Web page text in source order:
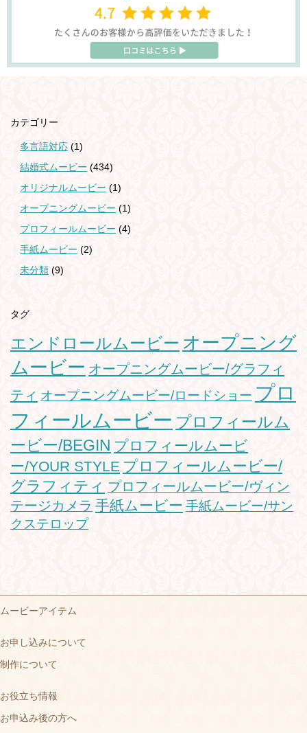
カテゴリー
多言語対応 (1)
結婚式ムービー (434)
オリジナルムービー (1)
オープニングムービー (1)
プロフィールムービー (4)
手紙ムービー (2)
未分類 (9)
タグ
エンドロールムービー オープニング
ムービー オープニングムービー/グラフィ
ティ オープニングムービー/ロードショー プロ
フィールムービー プロフィールム
ービー/BEGIN プロフィールムービ
ー/YOUR STYLE プロフィールムービー/
グラフィティ プロフィールムービー/ヴィン
テージカメラ 手紙ムービー 手紙ムービー/サン
クステロップ
ムービーアイテム
お申し込みについて
制作について
お役立ち情報
お申込み後の方へ